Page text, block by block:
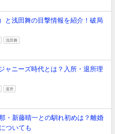
と浅田舞の目撃情報を紹介！破局
浅田舞
ャニーズ時代とは？入所・退所理
退所
・新藤晴一との馴れ初めは？離婚
ついても